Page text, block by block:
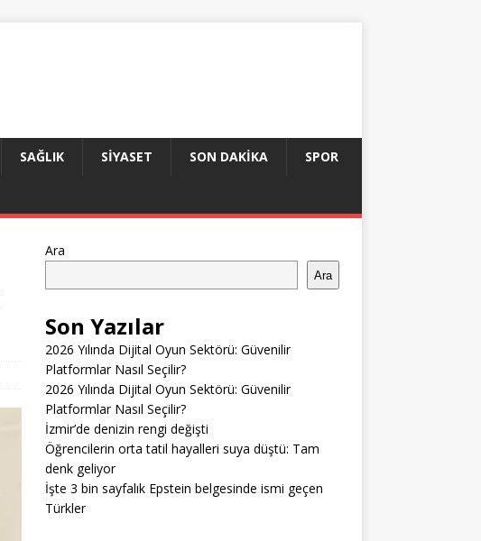
SAĞLIK SIYASET SON DAKIKA SPOR
Ara
Ara
Son Yazılar
2026 Yılında Dijital Oyun Sektörü: Güvenilir
Platformlar Nasıl Seçilir?
2026 Yılında Dijital Oyun Sektörü: Güvenilir
Platformlar Nasıl Seçilir?
İzmir’de denizin rengi değişti
Öğrencilerin orta tatil hayalleri suya düştü: Tam
denk geliyor
İşte 3 bin sayfalık Epstein belgesinde ismi geçen
Türkler